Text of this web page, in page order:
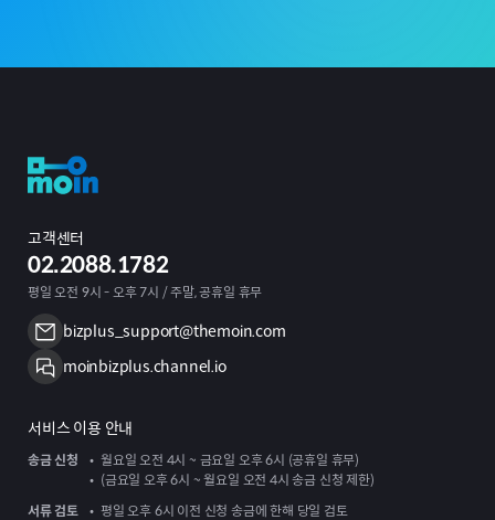
고객센터
02.2088.1782
평일 오전 9시 - 오후 7시 / 주말, 공휴일 휴무
bizplus_support@themoin.com
moinbizplus.channel.io
서비스 이용 안내
송금 신청
월요일 오전 4시 ~ 금요일 오후 6시 (공휴일 휴무)
(금요일 오후 6시 ~ 월요일 오전 4시 송금 신청 제한)
서류 검토
평일 오후 6시 이전 신청 송금에 한해 당일 검토